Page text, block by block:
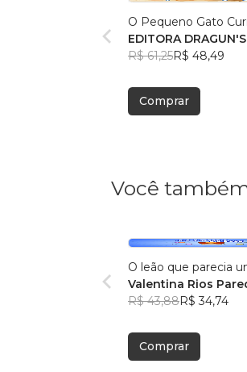
O Pequeno Gato
EDITORA DRAGUN'S
R$ 61,25R$ 48,49
Comprar
Você
O leão que parecia
Valentina Rios
R$ 43,88R$ 34,74
Comprar